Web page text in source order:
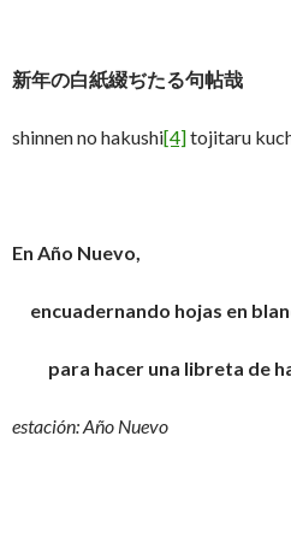
新年の白紙綴ぢたる句帖哉
shinnen no hakushi[4]tojitaru
En Año Nuevo,
encuadernando hojas en
para hacer una libreta de
estación: Año Nuevo